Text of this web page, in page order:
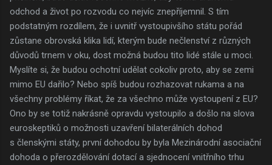
odchod a život po rozvodu co nejvíc znepříjemnil. S tím
podstatným rozdílem, že i uvnitř vystoupivšího státu pořád
zůstane obrovská klika lidí, kterým bude nečlenství z různých
důvodů trnem v oku, dost možná budou tito lidé stále u moci.
Myslíte si, že budou ochotní udělat cokoliv proto, aby se zemi
mimo EU dařilo? Nebo spíš budou rozhazovat rukama a na
všechny problémy říkat, že za všechno může vystoupení z EU?
Ono by se totiž nakrásně opravdu vystoupilo a došlo na slova
euroskeptiků o možnosti uzavření bilaterálních dohod
s členskými státy, první dohodou by byla Mezinárodní asociační
dohoda o přerozdělování dotací a sjednocení vnitřního trhu